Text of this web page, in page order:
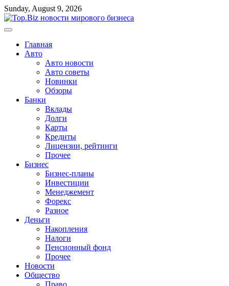
Перейти
к
содержимому
Sunday, August 9, 2026
Главная
Авто
Авто новости
Авто советы
Новинки
Обзоры
Банки
Вклады
Долги
Карты
Кредиты
Лицензии, рейтинги
Прочее
Бизнес
Бизнес-планы
Инвестиции
Менеджемент
Форекс
Разное
Деньги
Накопления
Налоги
Пенсионный фонд
Прочее
Новости
Общество
Право